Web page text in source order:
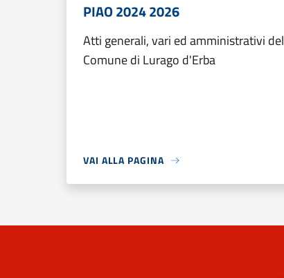
PIAO 2024 2026
Atti generali, vari ed amministrativi del
Comune di Lurago d'Erba
VAI ALLA PAGINA